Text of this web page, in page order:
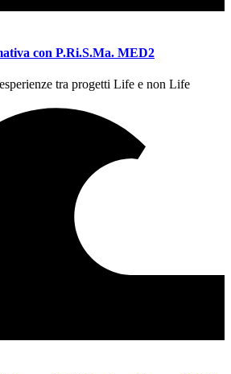
con P.Ri.S.Ma. MED2
tra progetti Life e non Life